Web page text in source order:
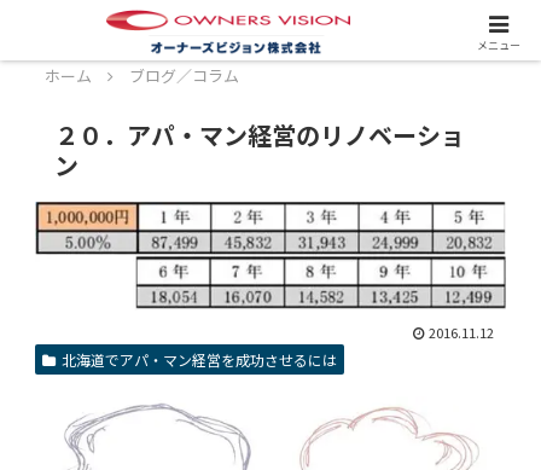
スタッフ募集中！詳しくはこちら！
ホーム ブログ／コラム
２０．アパ・マン経営のリノベーショ
ン
2016.11.12
北海道でアパ・マン経営を成功させるには
メニュー